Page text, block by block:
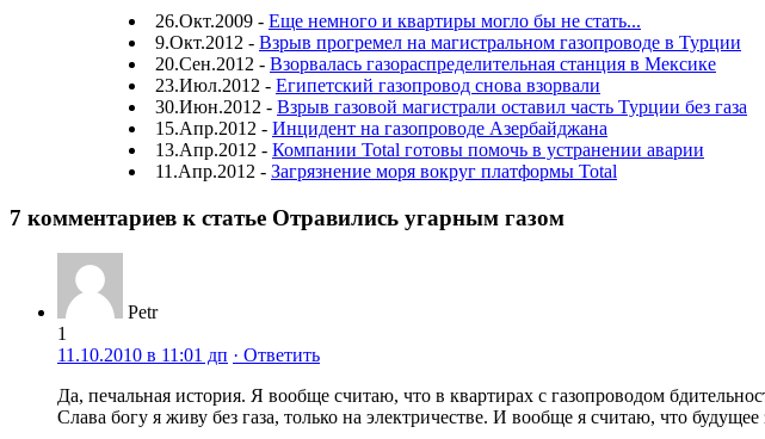
26.Окт.2009 - Еще немного и квартиры могло бы не стать...
9.Окт.2012 - Взрыв прогремел на магистральном газопроводе в Турции
20.Сен.2012 - Взорвалась газораспределительная станция в Мексике
23.Июл.2012 - Египетский газопровод снова взорвали
30.Июн.2012 - Взрыв газовой магистрали оставил часть Турции без газа
15.Апр.2012 - Инцидент на газопроводе Азербайджана
13.Апр.2012 - Компании Total готовы помочь в устранении аварии
11.Апр.2012 - Загрязнение моря вокруг платформы Total
7 комментариев к статье Отравились угарным газом
Petr
1
11.10.2010 в 11:01 дп · Ответить
Да, печальная история. Я вообще считаю, что в квартирах с газопроводом
Слава богу я живу без газа, только на электричестве. И вообще я считаю, что будущее